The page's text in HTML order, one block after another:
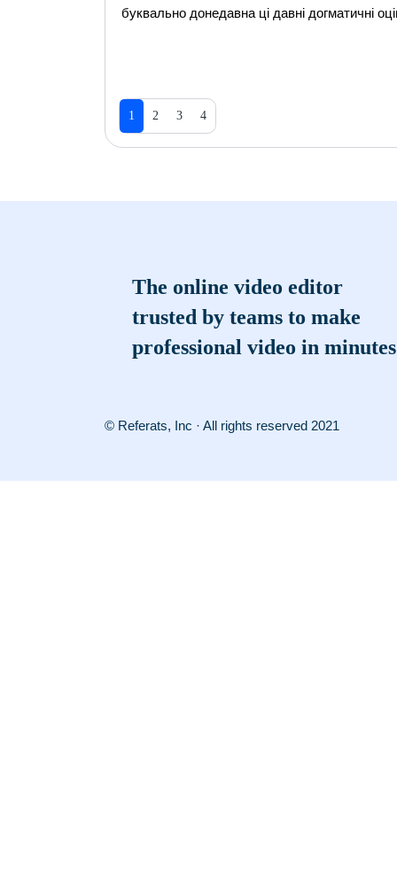
буквально донедавна ці давні догматичні
1 2 3 4
The online video editor
trusted by teams to make
professional video in minutes
© Referats, Inc · All rights reserved 2021